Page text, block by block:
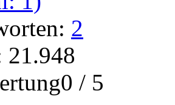
2
21.948
/ 5